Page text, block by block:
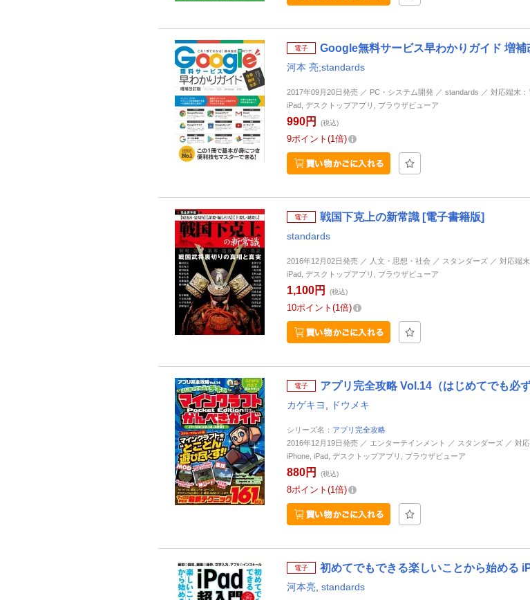
電子 Google無料サービス早わかりガイド 増補
河本 亮;standards
2017年09月20日発売 ／ PC・システム開発 ／ standards ／ 対応端末
iPad, デスクトップアプリ, ブラウザビューア
990円 (税込)
9ポイント 1倍
電子 戦国下克上の新常識 [電子書籍版]
standards
2016年12月02日発売 ／ 人文・思想・社会 ／ スタンダーズ ／ 対応端
iPad, デスクトップアプリ, ブラウザビューア
1,100円 (税込)
10ポイント 1倍
電子 アプリ完全攻略 Vol.14（はじめてでも必
カゲキヨ ドウメキ
シリーズ名： アプリ完全攻略
2016年12月19日発売 ／ エンターテインメント ／ スタンダーズ ／ 対
iPhone, iPad, デスクトップアプリ, ブラウザビューア
880円 (税込)
8ポイント 1倍
電子 初めてでもできる楽しいことから始める
河本亮 standards